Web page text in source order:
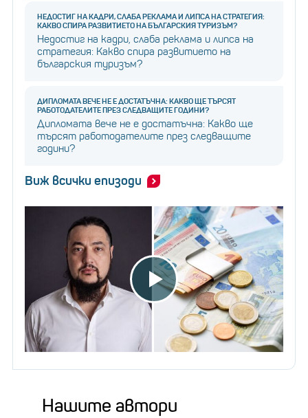
НЕДОСТИГ НА КАДРИ, СЛАБА РЕКЛАМА И ЛИПСА НА СТРАТЕГИЯ:
КАКВО СПИРА РАЗВИТИЕТО НА БЪЛГАРСКИЯ ТУРИЗЪМ?
Недостиг на кадри, слаба реклама и липса на
стратегия: Какво спира развитието на
българския туризъм?
ДИПЛОМАТА ВЕЧЕ НЕ Е ДОСТАТЪЧНА: КАКВО ЩЕ ТЪРСЯТ
РАБОТОДАТЕЛИТЕ ПРЕЗ СЛЕДВАЩИТЕ ГОДИНИ?
Дипломата вече не е достатъчна: Какво ще
търсят работодателите през следващите
години?
Виж всички епизоди
Нашите автори